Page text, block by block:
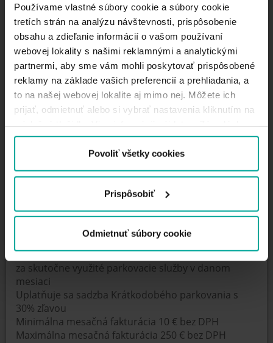
Používame vlastné súbory cookie a súbory cookie
tretích strán na analýzu návštevnosti, prispôsobenie
obsahu a zdieľanie informácií o vašom používaní
webovej lokality s našimi reklamnými a analytickými
partnermi, aby sme vám mohli poskytovať prispôsobené
reklamy na základe vašich preferencií a prehliadania, a
to na našej webovej lokalite aj mimo nej. Môžete ich
prijať, odmietnuť alebo si vybrať nastavenia kliknutím na
používania súborov cookie.
Povoliť všetky cookies
Prispôsobiť
Odmietnuť súbory cookie
prevádzky s rôznymi službami. Parkovisko má okrem
miest pre obyvatelov aj časť určenú pre verejnosť s
kapacitou 150 miest.
DLHODOBÉ NEOBMEDZENÉ PARKOVANIE
1 mesiac - 90,00€
3 mesiace - 260,00€
6 mesiacov - 510,00€
*Cena bez DPH
Nočné parkovanie
Pracovný deň v čase od 20:00 do 8:00 hod. + víkendy
a štátne sviatky - každých začatých 40 minút 1,00€,
nočné maximum 5,00€
Cena parkovného: 1 mesiac
Cena parkovacej karty je 10€
Zmluvné kreditné parkovanie
Mesačné vystavenie faktúry ( daňového dokladu )
za skutočne využité parkovacie služby v danom
mesiaci
Uplatňuje sa sadzba Krátkodobého parkovania s
30% zľavou
Minimálna mesačná fakturácia 10 € bez DPH
Maximálna mesačná fakturácia 250 € bez DPH